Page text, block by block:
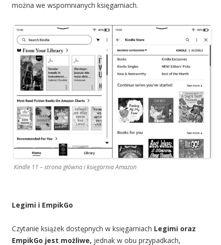
można we wspomnianych księgarniach.
Kindle 11 – strona główna i księgarnia Amazon
Legimi i EmpikGo
Czytanie książek dostępnych w księgarniach Legimi oraz
EmpikGo jest możliwe, jednak w obu przypadkach,